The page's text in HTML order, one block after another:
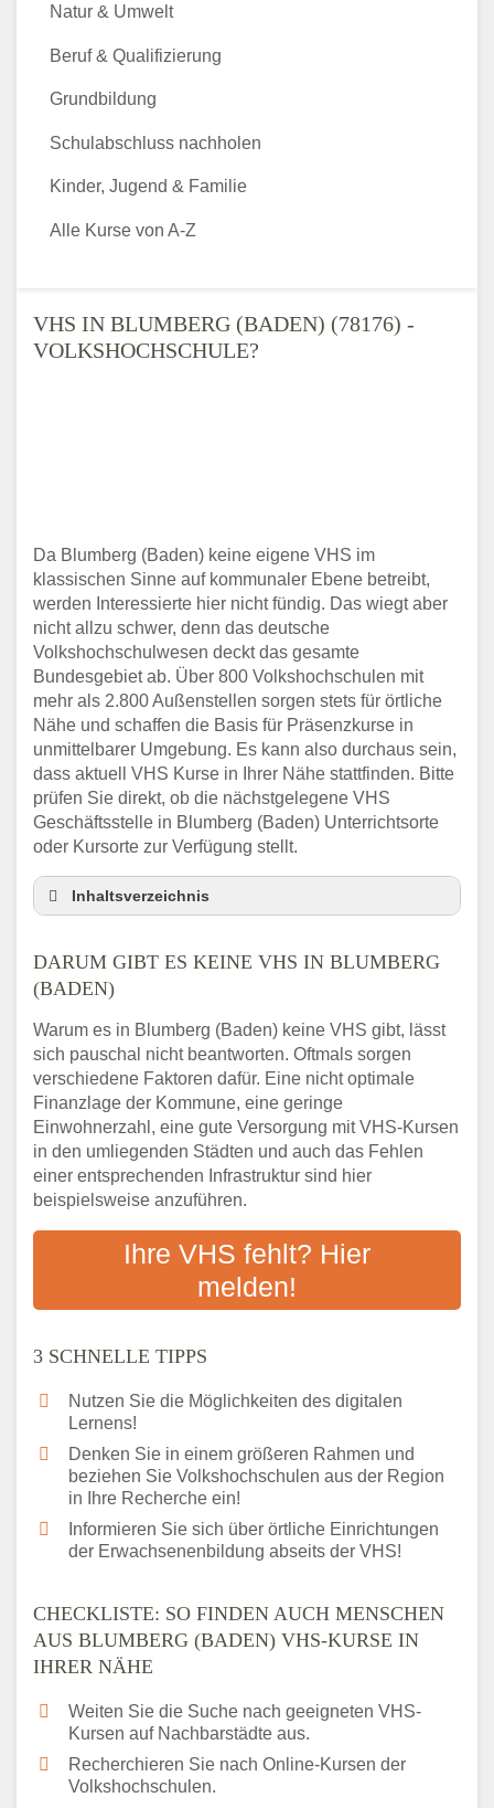
VHS IN BLUMBERG (BADEN) (78176) -
VOLKSHOCHSCHULE?
Da Blumberg (Baden) keine eigene VHS im
klassischen Sinne auf kommunaler Ebene betreibt,
werden Interessierte hier nicht fündig. Das wiegt aber
nicht allzu schwer, denn das deutsche
Volkshochschulwesen deckt das gesamte
Bundesgebiet ab. Über 800 Volkshochschulen mit
mehr als 2.800 Außenstellen sorgen stets für örtliche
Nähe und schaffen die Basis für Präsenzkurse in
unmittelbarer Umgebung. Es kann also durchaus sein,
dass aktuell VHS Kurse in Ihrer Nähe stattfinden. Bitte
prüfen Sie direkt, ob die nächstgelegene VHS
Geschäftsstelle in Blumberg (Baden) Unterrichtsorte
oder Kursorte zur Verfügung stellt.
Inhaltsverzeichnis
(Baden)
3 schnelle Tipps
Blumberg (Baden) VHS-Kurse in Ihrer Nähe
Abendschule in der Region rund um
Blumberg (Baden)
VHS steht für Erwachsenenbildung
Online-Kurse: Alternative Angebote zum
VHS-Kurs
Vor- und Nachteile von Online-Kursen
Checkliste: Darauf kommt es bei
Bildungsangeboten an
Das bundesweite Volkshochschulwesen
DARUM GIBT ES KEINE VHS IN BLUMBERG
(BADEN)
Warum es in Blumberg (Baden) keine VHS gibt, lässt
sich pauschal nicht beantworten. Oftmals sorgen
verschiedene Faktoren dafür. Eine nicht optimale
Finanzlage der Kommune, eine geringe
Einwohnerzahl, eine gute Versorgung mit VHS-Kursen
in den umliegenden Städten und auch das Fehlen
einer entsprechenden Infrastruktur sind hier
beispielsweise anzuführen.
Ihre VHS fehlt? Hier
melden!
3 SCHNELLE TIPPS
Nutzen Sie die Möglichkeiten des digitalen
Lernens!
Denken Sie in einem größeren Rahmen und
beziehen Sie Volkshochschulen aus der Region
in Ihre Recherche ein!
Informieren Sie sich über örtliche Einrichtungen
der Erwachsenenbildung abseits der VHS!
CHECKLISTE: SO FINDEN AUCH MENSCHEN
AUS BLUMBERG (BADEN) VHS-KURSE IN
IHRER NÄHE
Weiten Sie die Suche nach geeigneten VHS-
Kursen auf Nachbarstädte aus.
Recherchieren Sie nach Online-Kursen der
Volkshochschulen.
Natur & Umwelt
Beruf & Qualifizierung
Grundbildung
Schulabschluss nachholen
Kinder, Jugend & Familie
Alle Kurse von A-Z